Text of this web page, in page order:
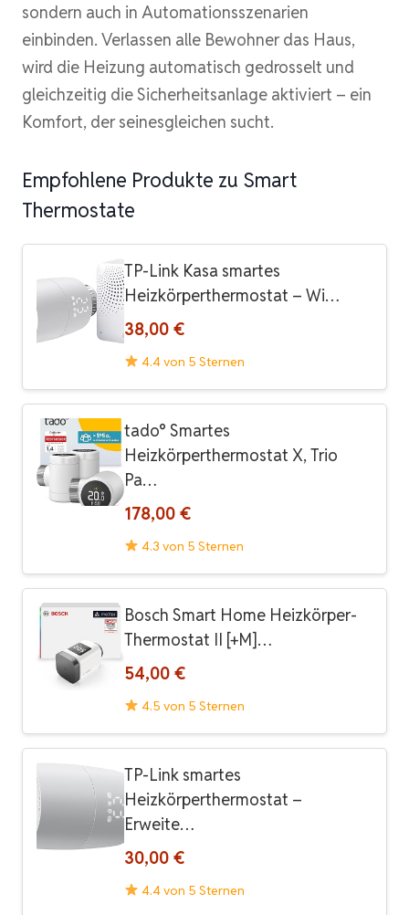
sondern auch in Automationsszenarien
einbinden. Verlassen alle Bewohner das Haus,
wird die Heizung automatisch gedrosselt und
gleichzeitig die Sicherheitsanlage aktiviert – ein
Komfort, der seinesgleichen sucht.
Empfohlene Produkte zu Smart
Thermostate
TP-Link Kasa smartes
Heizkörperthermostat – Wi…
38,00 €
4.4 von 5 Sternen
tado° Smartes
Heizkörperthermostat X, Trio
Pa…
178,00 €
4.3 von 5 Sternen
Bosch Smart Home Heizkörper-
Thermostat II [+M]…
54,00 €
4.5 von 5 Sternen
TP-Link smartes
Heizkörperthermostat –
Erweite…
30,00 €
4.4 von 5 Sternen